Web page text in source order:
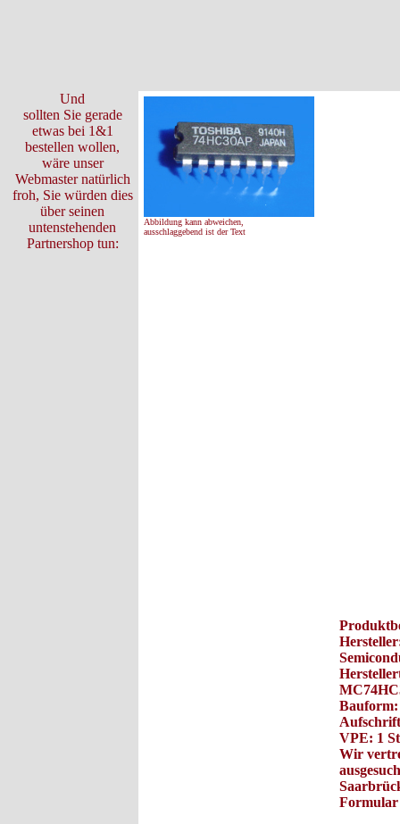
Und
sollten Sie gerade
etwas bei 1&1
bestellen wollen,
wäre unser
Webmaster natürlich
froh, Sie würden dies
über seinen
untenstehenden
Partnershop tun:
Abbildung kann abweichen,
ausschlaggebend ist der Text
VPE: 1
Wir
Formular